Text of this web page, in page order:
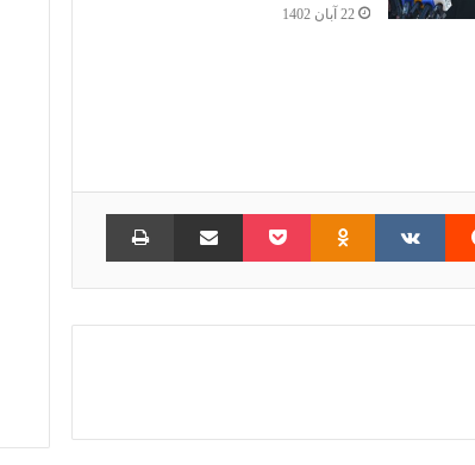
22 آبان 1402
‫رددیت ‫VKontakte
‫Odnoklassniki
پاکت اشتراک گذاری از طریق ایمیل چاپ